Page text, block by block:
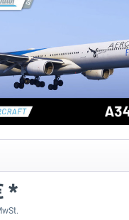
- 24h Free
€ *
*